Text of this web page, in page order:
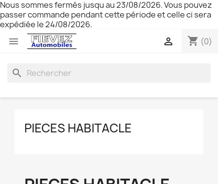
Nous sommes fermés jusqu au 23/08/2026. Vous pouvez
passer commande pendant cette période et celle ci sera
expédiée le 24/08/2026.
 shopping_cart (0)

search
PIECES HABITACLE